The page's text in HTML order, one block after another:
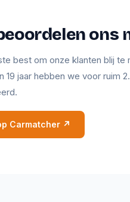
ons
best om onze klanten blij te
19 jaar hebben we voor ruim
Carmatcher ↗